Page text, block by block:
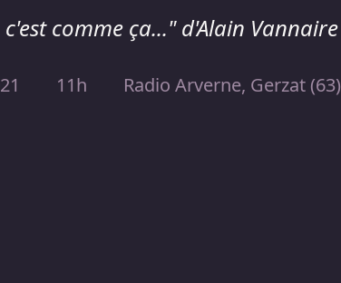
comme ça..." d'Alain Vannaire
11h Radio Arverne, Gerzat (63)